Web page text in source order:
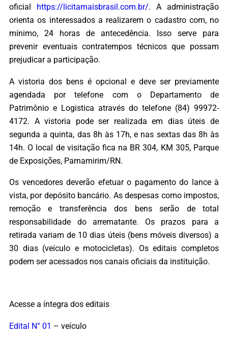
oficial https://licitamaisbrasil.com.br/. A administração
orienta os interessados a realizarem o cadastro com, no
mínimo, 24 horas de antecedência. Isso serve para
prevenir eventuais contratempos técnicos que possam
prejudicar a participação.
A vistoria dos bens é opcional e deve ser previamente
agendada por telefone com o Departamento de
Patrimônio e Logistica através do telefone (84) 99972-
4172. A vistoria pode ser realizada em dias úteis de
segunda a quinta, das 8h às 17h, e nas sextas das 8h às
14h. O local de visitação fica na BR 304, KM 305, Parque
de Exposições, Parnamirim/RN.
Os vencedores deverão efetuar o pagamento do lance à
vista, por depósito bancário. As despesas como impostos,
remoção e transferência dos bens serão de total
responsabilidade do arrematante. Os prazos para a
retirada variam de 10 dias úteis (bens móveis diversos) a
30 dias (veículo e motocicletas). Os editais completos
podem ser acessados nos canais oficiais da instituição.
Acesse a íntegra dos editais
Edital N° 01 – veículo